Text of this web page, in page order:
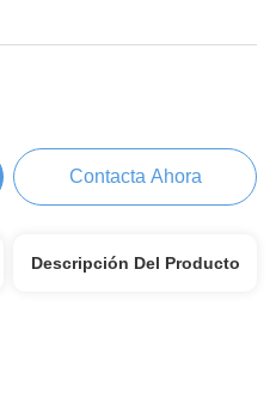
Contacta Ahora
Descripción Del Producto